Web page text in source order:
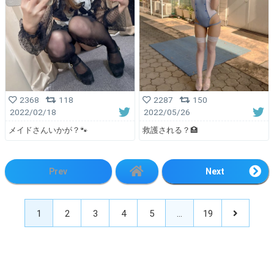
2368
118
2022/02/18
メイドさんいかが？🐾
2287
150
2022/05/26
救護される？🏥
Prev Next
1 2 3 4 5 … 19